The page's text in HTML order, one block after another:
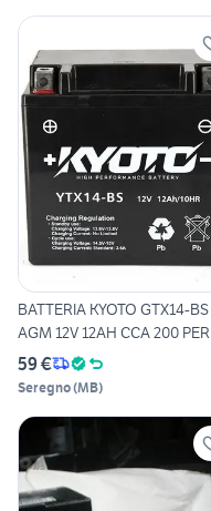
BATTERIA KYOTO GTX14-BS
AGM 12V 12AH CCA 200
59 €
Seregno(MB)